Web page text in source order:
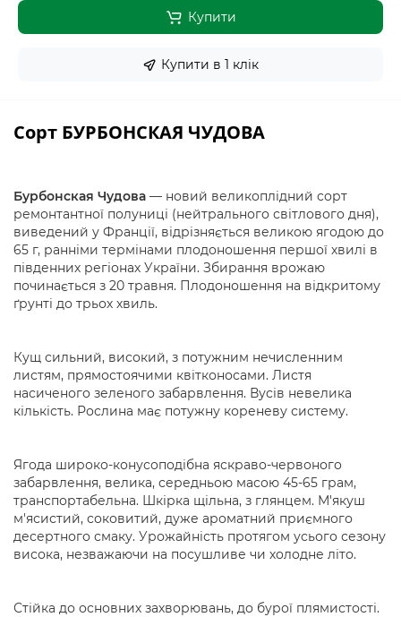
Купити
Купити в 1 клiк
Сорт БУРБОНСКАЯ ЧУДОВА
Бурбонская Чудова — новий великоплідний сорт
ремонтантної полуниці (нейтрального світлового дня),
виведений у Франції, відрізняється великою ягодою до
65 г, ранніми термінами плодоношення першої хвилі в
південних регіонах України. Збирання врожаю
починається з 20 травня. Плодоношення на відкритому
ґрунті до трьох хвиль.
Кущ сильний, високий, з потужним нечисленним
листям, прямостоячими квітконосами. Листя
насиченого зеленого забарвлення. Вусів невелика
кількість. Рослина має потужну кореневу систему.
Ягода широко-конусоподібна яскраво-червоного
забарвлення, велика, середньою масою 45-65 грам,
транспортабельна. Шкірка щільна, з глянцем. М'якуш
м'ясистий, соковитий, дуже ароматний приємного
десертного смаку. Урожайність протягом усього сезону
висока, незважаючи на посушливе чи холодне літо.
Стійка до основних захворювань, до бурої плямистості.